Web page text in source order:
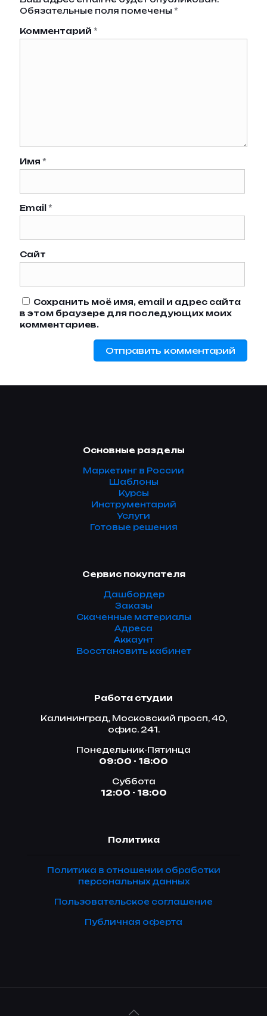
Обязательные поля помечены *
Комментарий *
Имя *
Email *
Сайт
Сохранить моё имя, email и адрес сайта
в этом браузере для последующих моих
комментариев.
Основные разделы
Маркетинг в России
Шаблоны
Курсы
Инструментарий
Услуги
Готовые решения
Сервис покупателя
Дашбордер
Заказы
Скаченные материалы
Адреса
Аккаунт
Восстановить кабинет
Работа студии
Калининград, Московский просп, 40,
офис. 241.
Понедельник-Пятинца
09:00 - 18:00
Суббота
12:00 - 18:00
Политика
Политика в отношении обработки
персональных данных
Пользовательское соглашение
Публичная оферта